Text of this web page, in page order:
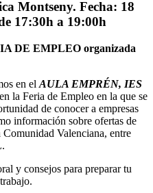
Montseny. Fecha: 18
17:30h a 19:00h
DE EMPLEO organizada
en el AULA EMPRÉN, IES
la Feria de Empleo en la que se
de conocer a empresas
información sobre ofertas de
Comunidad Valenciana, entre
y consejos para preparar tu